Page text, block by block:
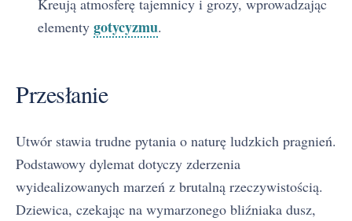
elementy gotycyzmu.
Przesłanie
Utwór stawia trudne pytania o naturę ludzkich pragnień.
Podstawowy dylemat dotyczy zderzenia
wyidealizowanych marzeń z brutalną rzeczywistością.
Dziewica, czekając na wymarzonego bliźniaka dusz,